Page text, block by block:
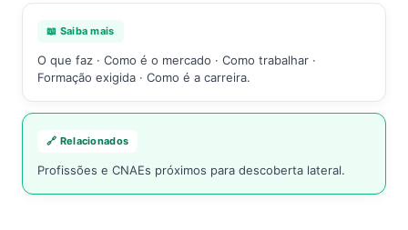
📖 Saiba mais
O que faz · Como é o mercado · Como trabalhar ·
Formação exigida · Como é a carreira.
🔗 Relacionados
Profissões e CNAEs próximos para descoberta lateral.